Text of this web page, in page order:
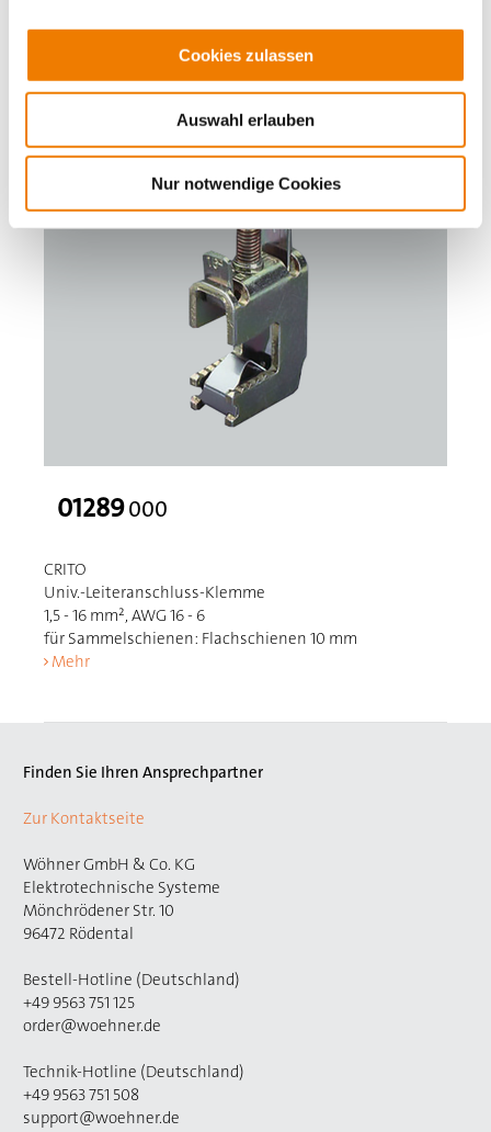
Cookies zulassen
Auswahl erlauben
Nur notwendige Cookies
1,5 - 16 mm², AWG 16 - 6
für Sammelschienen: Flachschienen 5 mm
Mehr
01289000
CRITO
Univ.-Leiteranschluss-Klemme
1,5 - 16 mm², AWG 16 - 6
für Sammelschienen: Flachschienen 10 mm
Mehr
Finden Sie Ihren Ansprechpartner
Zur Kontaktseite
Wöhner GmbH & Co. KG
Elektrotechnische Systeme
Mönchrödener Str. 10
96472 Rödental
Bestell-Hotline (Deutschland)
+49 9563 751 125
order@woehner.de
Technik-Hotline (Deutschland)
+49 9563 751 508
support@woehner.de